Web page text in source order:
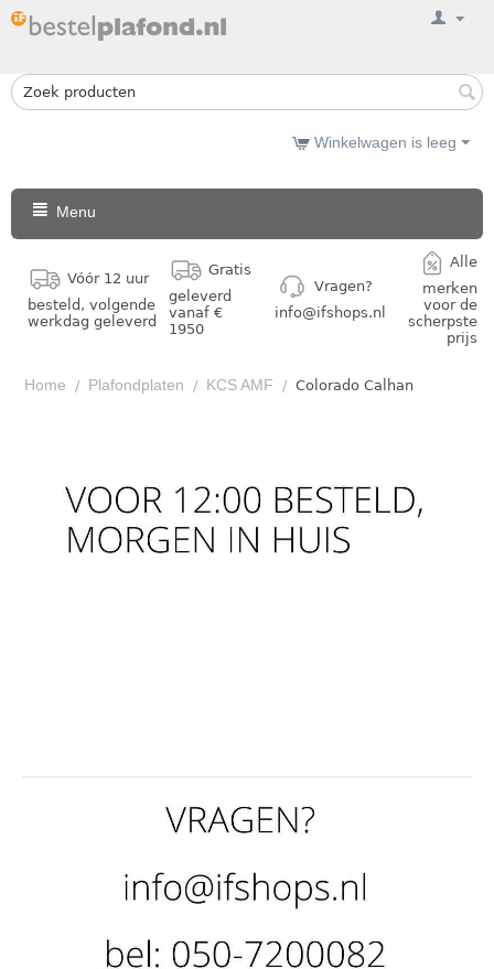
Winkelwagen is leeg
Menu
Vóór 12 uur
besteld, volgende
werkdag geleverd
Gratis
geleverd
vanaf €
1950
Vragen?
info@ifshops.nl
Alle
merken
voor de
scherpste
prijs
Home / Plafondplaten / KCS AMF / Colorado Calhan